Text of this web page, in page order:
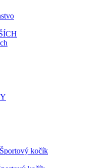
kočík